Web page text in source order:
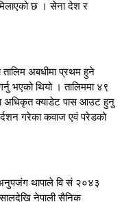
छ । सेना देश र
अबधीमा प्रथम हुने
भएको थियो । तालिममा ४९
अधिकृत क्याडेट पास आउट हुनु
गरेका कवाज एवं परेडको
अनुपजंग थापाले वि सं २०४३
नेपाली सैनिक